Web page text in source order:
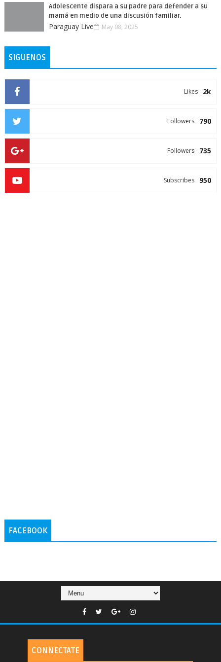
Adolescente dispara a su padre para defender a su
mamá en medio de una discusión familiar.
Paraguay Live May 08, 2025
SIGUENOS
2k
Likes
790
Followers
735
Followers
950
Subscribes
FACEBOOK
CONNECTATE